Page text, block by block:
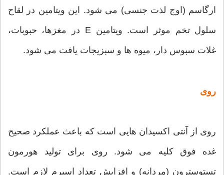
ارگاسم (اوج لذت جنسی) می شود. این ویتامین در لقاح
سلول تخم موثر است. ویتامین E در مغزها، حبوبات،
غلات سبوس دار، میوه ها و سبزیجات یافت می شود.
روی
روی از آنتی اکسیدان هایی است که باعث عملکرد صحیح
غده فوق کلیه می شود. روی برای تولید هورمون
تستوسترون (مردانه) و افزایش تعداد اسپرم لازم است.